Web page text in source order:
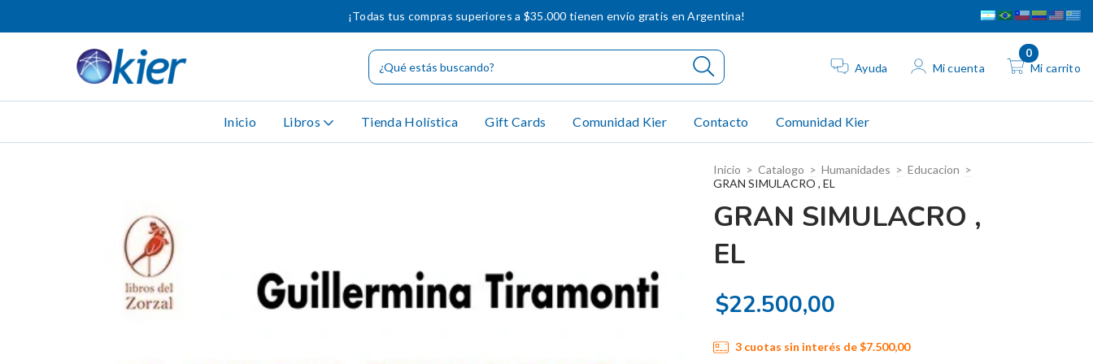
¡Todas tus compras superiores a $35.000 tienen envío gratis en Argentina!
Ayuda Mi cuenta Mi carrito
0
Inicio Libros Tienda Holística Gift Cards Comunidad Kier Contacto Comunidad Kier
Inicio > Catalogo > Humanidades > Educacion >
GRAN SIMULACRO , EL
GRAN SIMULACRO ,
EL
$22.500,00
3 cuotas sin interés de$7.500,00